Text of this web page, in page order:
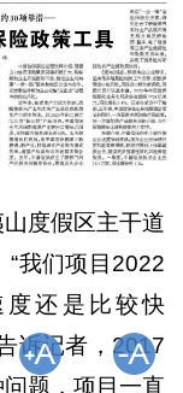
度假区主干道
“我们项目2022
还是比较快
诉记者，2017
题，项目一直